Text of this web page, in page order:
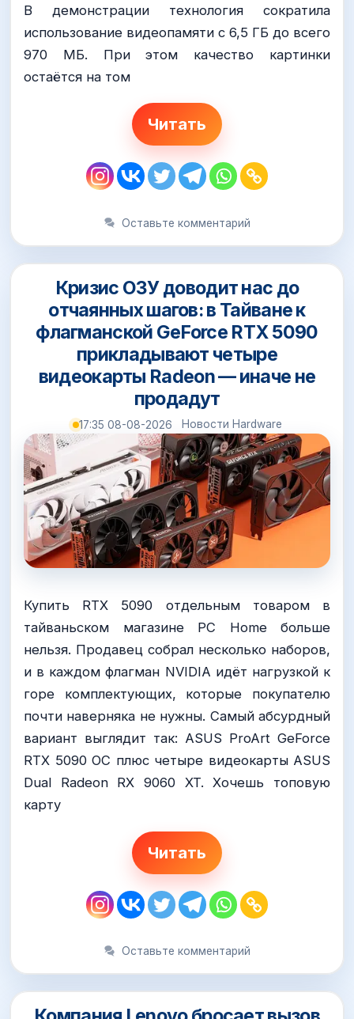
В демонстрации технология сократила
использование видеопамяти с 6,5 ГБ до всего
970 МБ. При этом качество картинки
остаётся на том
Читать
Оставьте комментарий
Кризис ОЗУ доводит нас до
отчаянных шагов: в Тайване к
флагманской GeForce RTX 5090
прикладывают четыре
видеокарты Radeon — иначе не
продадут
17:35 08-08-2026 Новости Hardware
Купить RTX 5090 отдельным товаром в
тайваньском магазине PC Home больше
нельзя. Продавец собрал несколько наборов,
и в каждом флагман NVIDIA идёт нагрузкой к
горе комплектующих, которые покупателю
почти наверняка не нужны. Самый абсурдный
вариант выглядит так: ASUS ProArt GeForce
RTX 5090 OC плюс четыре видеокарты ASUS
Dual Radeon RX 9060 XT. Хочешь топовую
карту
Читать
Оставьте комментарий